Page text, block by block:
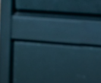
Voorwaarden en privacy